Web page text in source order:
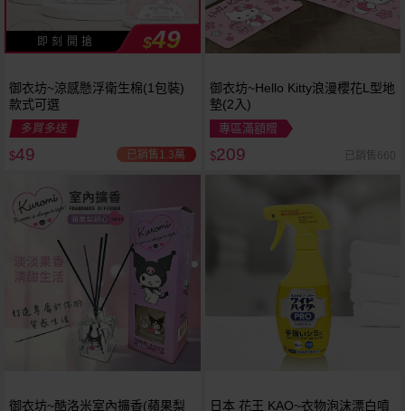
即 刻 開 搶 $49
御衣坊~涼感懸浮衛生棉(1包裝)
款式可選
多買多送
$49 已銷售1.3萬
御衣坊~Hello Kitty浪漫櫻花L型地
墊(2入)
專區滿額贈
$209 已銷售660
御衣坊~酷洛米室內擴香(蘋果梨 日本 花王 KAO~衣物泡沫漂白噴